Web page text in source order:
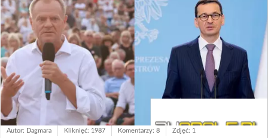
Autor: Dagmara Kliknięć: 1987 Komentarzy: 8 Zdjęć: 1